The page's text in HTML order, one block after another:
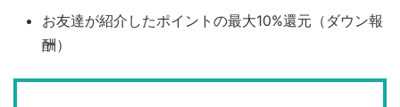
お友達が紹介したポイントの最大10%還元（ダウン報
酬）